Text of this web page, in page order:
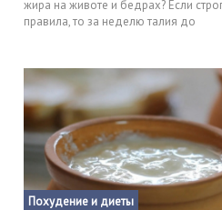
жира на животе и бедрах? Если
правила, то за неделю талия до
Похудение и диеты